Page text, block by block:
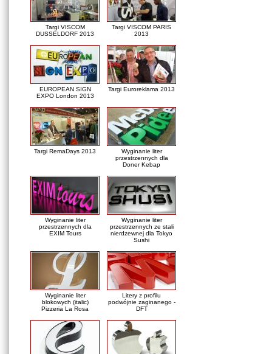
Targi VISCOM
DUSSELDORF 2013
Targi VISCOM PARIS
2013
EUROPEAN SIGN
EXPO London 2013
Targi Euroreklama 2013
Targi RemaDays 2013
Wyginanie liter
przestrzennych dla
Doner Kebap
Wyginanie liter
przestrzennych dla
EXIM Tours
Wyginanie liter
przestrzennych ze stali
nierdzewnej dla Tokyo
Sushi
Wyginanie liter
blokowych (italic)
Pizzeria La Rosa
Litery z profilu
podwójnie zaginanego -
DFT